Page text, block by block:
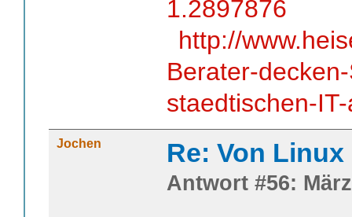
1.2897876
http://
Berater-
staedtischen-
Jochen Re: Von
Antwort #56: